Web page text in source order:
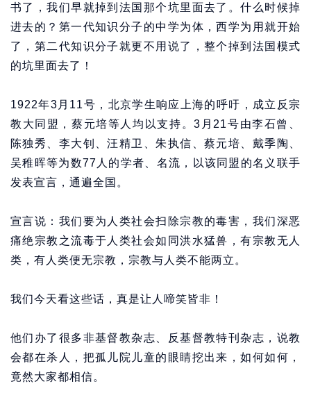
书了，我们早就掉到法国那个坑里面去了。什么时候掉
进去的？第一代知识分子的中学为体，西学为用就开始
了，第二代知识分子就更不用说了，整个掉到法国模式
的坑里面去了！
1922年3月11号，北京学生响应上海的呼吁，成立反宗
教大同盟，蔡元培等人均以支持。3月21号由李石曾、
陈独秀、李大钊、汪精卫、朱执信、蔡元培、戴季陶、
吴稚晖等为数77人的学者、名流，以该同盟的名义联手
发表宣言，通遍全国。
宣言说：我们要为人类社会扫除宗教的毒害，我们深恶
痛绝宗教之流毒于人类社会如同洪水猛兽，有宗教无人
类，有人类便无宗教，宗教与人类不能两立。
我们今天看这些话，真是让人啼笑皆非！
他们办了很多非基督教杂志、反基督教特刊杂志，说教
会都在杀人，把孤儿院儿童的眼睛挖出来，如何如何，
竟然大家都相信。